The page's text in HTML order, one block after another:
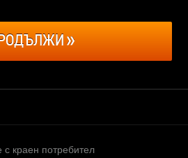
краен потребител